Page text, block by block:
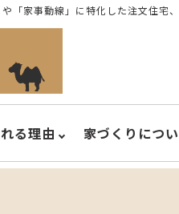
「家事動線」に特化した注文住宅
る理由 家づくりにつ